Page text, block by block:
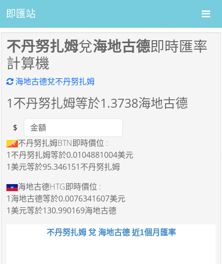
即匯站
不丹努扎姆兌海地古德即時匯率
計算機
海地古德兌不丹努扎姆
1不丹努扎姆等於1.3738海地古德
Amount
$
不丹努扎姆BTN即時價位 :
1不丹努扎姆等於0.0104881004美元
1美元等於95.346151不丹努扎姆
海地古德HTG即時價位 :
1海地古德等於0.0076341607美元
1美元等於130.990169海地古德
不丹努扎姆 兌 海地古德 近1個月匯率